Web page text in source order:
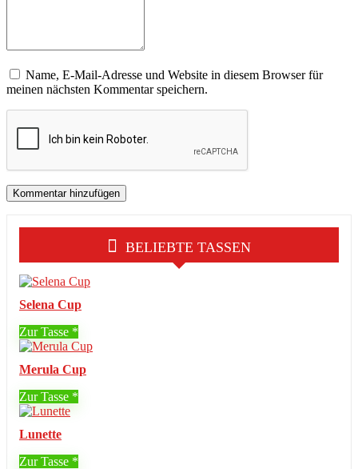
Name, E-Mail-Adresse und Website in diesem Browser für
meinen nächsten Kommentar speichern.
BELIEBTE TASSEN
Selena Cup
Zur Tasse
Merula Cup
Zur Tasse
Lunette
Zur Tasse